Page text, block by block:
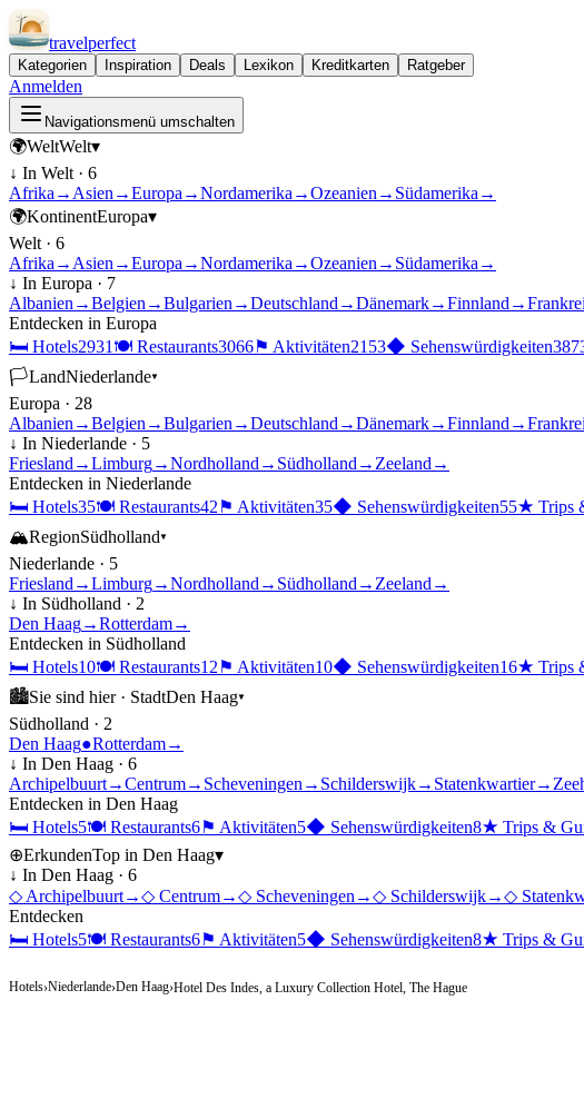
travelperfect
Kategorien Inspiration Deals Lexikon Kreditkarten Ratgeber
Anmelden
Navigationsmenü umschalten
🌍WeltWelt▾
↓ In Welt · 6
Afrika → Asien →Europa →Nordamerika →Ozeanien → Südamerika →
🌍KontinentEuropa▾
Welt · 6
Afrika → Asien →Europa →Nordamerika →Ozeanien → Südamerika →
↓ In Europa · 7
Albanien →Belgien →Bulgarien →Deutschland →Dänemark→Finnland →
Entdecken in Europa
🛏 Hotels2931 🍽 Restaurants3066⚑ Aktivitäten2153◆ Sehenswürdigkeiten
🏳LandNiederlande▾
Europa · 28
Albanien →Belgien →Bulgarien →Deutschland →Dänemark→Finnland →
↓ In Niederlande · 5
Friesland →Limburg→Nordholland → Südholland → Zeeland →
Entdecken in Niederlande
🛏 Hotels35🍽 Restaurants42⚑ Aktivitäten35◆ Sehenswürdigkeiten55★ Trips
🏔RegionSüdholland▾
Niederlande · 5
Friesland →Limburg→Nordholland → Südholland → Zeeland →
↓ In Südholland · 2
Den Haag→Rotterdam→
Entdecken in Südholland
🛏 Hotels10🍽 Restaurants12⚑ Aktivitäten10◆ Sehenswürdigkeiten16★ Trips
🏙Sie sind hier · StadtDen Haag▾
Südholland · 2
Den Haag●Rotterdam→
↓ In Den Haag · 6
Archipelbuurt→Centrum→ Scheveningen → Schilderswijk→ Statenkwartier→
Entdecken in Den Haag
🛏 Hotels5🍽 Restaurants6⚑ Aktivitäten5◆ Sehenswürdigkeiten8★ Trips &
⊕ErkundenTop in Den Haag▾
↓ In Den Haag · 6
◇ Archipelbuurt→◇ Centrum→◇ Scheveningen →◇ Schilderswijk→◇
Entdecken
🛏 Hotels5🍽 Restaurants6⚑ Aktivitäten5◆ Sehenswürdigkeiten8★ Trips &
Hotels›Niederlande›Den Haag›Hotel Des Indes, a Luxury Collection Hotel, The Hague